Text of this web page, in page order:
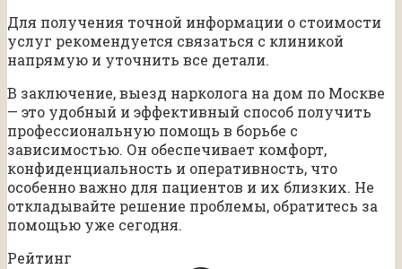
Для получения точной информации о стоимости
услуг рекомендуется связаться с клиникой
напрямую и уточнить все детали.
В заключение, выезд нарколога на дом по Москве
— это удобный и эффективный способ получить
профессиональную помощь в борьбе с
зависимостью. Он обеспечивает комфорт,
конфиденциальность и оперативность, что
особенно важно для пациентов и их близких. Не
откладывайте решение проблемы, обратитесь за
помощью уже сегодня.
Рейтинг